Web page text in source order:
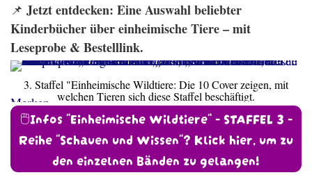
📌 Jetzt entdecken: Eine Auswahl beliebter
Kinderbücher über einheimische Tiere – mit
Leseprobe & Bestelllink.
3. Staffel "Einheimische Wildtiere: Die 10 Cover zeigen, mit
welchen Tieren sich diese Staffel beschäftigt.
Merken
🖱️Infos "Einheimische Wildtiere" - STAFFEL 3 -
Reihe "Schauen und Wissen"? Klick hier, um zu
den einzelnen Bänden zu gelangen!